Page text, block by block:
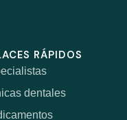
RÁPIDOS
dentales